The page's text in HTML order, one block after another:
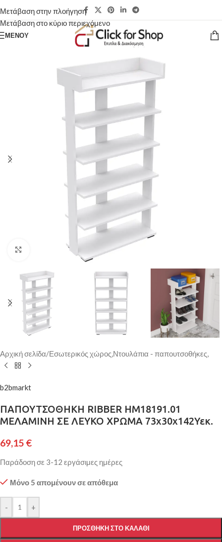
Μετάβαση στην πλοήγηση
Μετάβαση στο κύριο περιεχόμενο
ΜΕΝΟΎ
Κάντε κλικ για μεγέθυνση
Αρχική σελίδα/Εσωτερικός χώρος,Ντουλάπια - παπουτσοθήκες,
b2bmarkt
ΠΑΠΟΥΤΣΟΘΗΚΗ RIBBER HM18191.01
ΜΕΛΑΜΙΝΗ ΣΕ ΛΕΥΚΟ ΧΡΩΜΑ 73x30x142Υεκ.
69,15 €
Παράδοση σε 3-12 εργάσιμες ημέρες
Μόνο 5 απομένουν σε απόθεμα
- +
ΠΡΟΣΘΉΚΗ ΣΤΟ ΚΑΛΆΘΙ